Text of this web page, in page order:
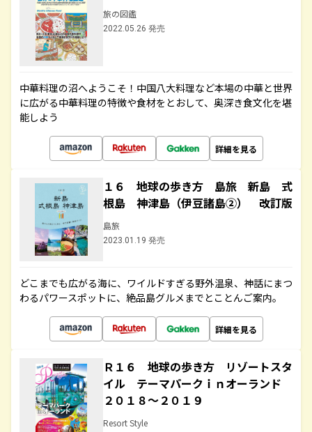
旅の図鑑
2022.05.26 発売
中華料理の沼へようこそ！中国八大料理など本場の中華と世界
に広がる中華料理の特徴や食材をとおして、奥深き食文化を堪
能しよう
詳細を見る
１６ 地球の歩き方 島旅 新島 式
根島 神津島（伊豆諸島②） 改訂版
島旅
2023.01.19 発売
どこまでも広がる海に、ワイルドすぎる野外温泉、神話にまつ
わるパワースポットに、絶品島グルメまでとことんご案内。
詳細を見る
Ｒ１６ 地球の歩き方 リゾートスタ
イル テーマパークｉｎオーランド
２０１８～２０１９
Resort Style